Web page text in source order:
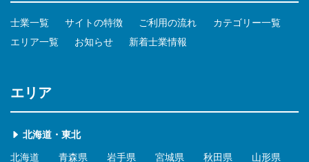
士業一覧 サイトの特徴 ご利用の流れ
カテゴリー一覧
エリア一覧
お知らせ 新着士業情報
エリア
北海道・東北
北海道 青森県 岩手県 宮城県 秋田県 山形県